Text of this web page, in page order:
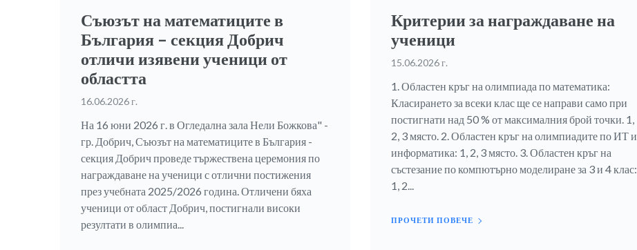
Съюзът на математиците в
България – секция Добрич
отличи изявени ученици от
областта
16.06.2026 г.
На 16 юни 2026 г. в Огледална зала Нели Божкова" -
гр. Добрич, Съюзът на математиците в България -
секция Добрич проведе тържествена церемония по
награждаване на ученици с отлични постижения
през учебната 2025/2026 година. Отличени бяха
ученици от област Добрич, постигнали високи
резултати в олимпиа...
Критерии за награждаване на
ученици
15.06.2026 г.
1. Областен кръг на олимпиада по математика:
Класирането за всеки клас ще се направи само при
постигнати над 50 % от максималния брой точки. 1,
2, 3 място. 2. Областен кръг на олимпиадите по ИТ и
информатика: 1, 2, 3 място. 3. Областен кръг на
състезание по компютърно моделиране за 3 и 4 клас:
1, 2...
ПРОЧЕТИ ПОВЕЧЕ